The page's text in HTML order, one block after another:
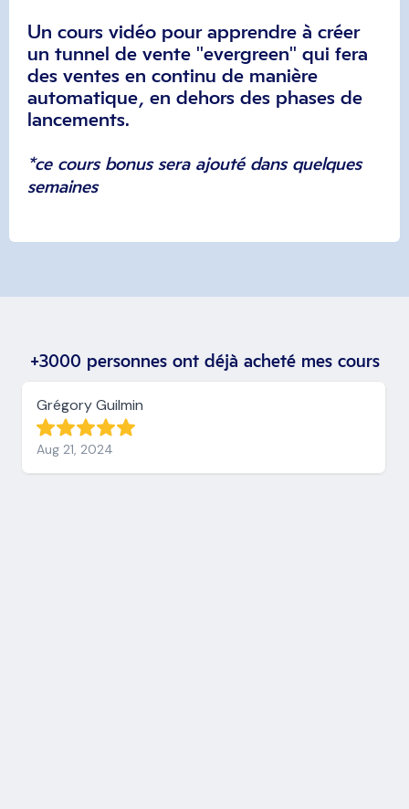
Un cours vidéo pour apprendre à créer
un tunnel de vente "evergreen" qui fera
des ventes en continu de manière
automatique, en dehors des phases de
lancements.
*ce cours bonus sera ajouté dans quelques
semaines
+3000 personnes ont déjà acheté mes cours